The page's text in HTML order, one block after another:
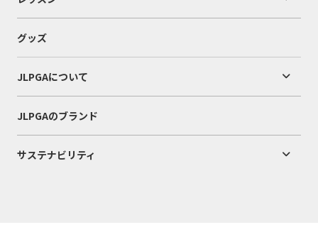
グッズ
JLPGAについて
JLPGAのブランド
サステナビリティ